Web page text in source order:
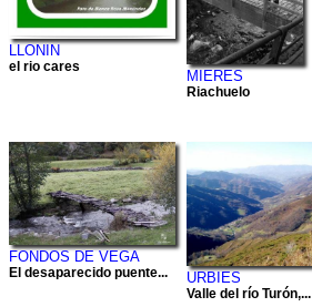
LLONIN
el rio cares
MIERES
Riachuelo
FONDOS DE VEGA
El desaparecido puente... URBIES
Valle del río Turón,...